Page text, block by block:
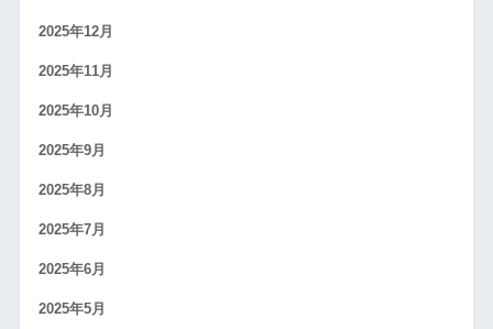
2025年12月
2025年11月
2025年10月
2025年9月
2025年8月
2025年7月
2025年6月
2025年5月